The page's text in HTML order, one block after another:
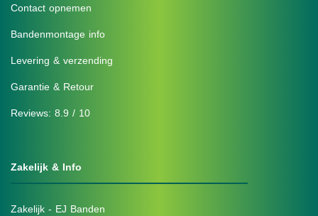
Contact opnemen
Bandenmontage info
Levering & verzending
Garantie & Retour
Reviews: 8.9 / 10
Zakelijk & Info
Zakelijk - EJ Banden